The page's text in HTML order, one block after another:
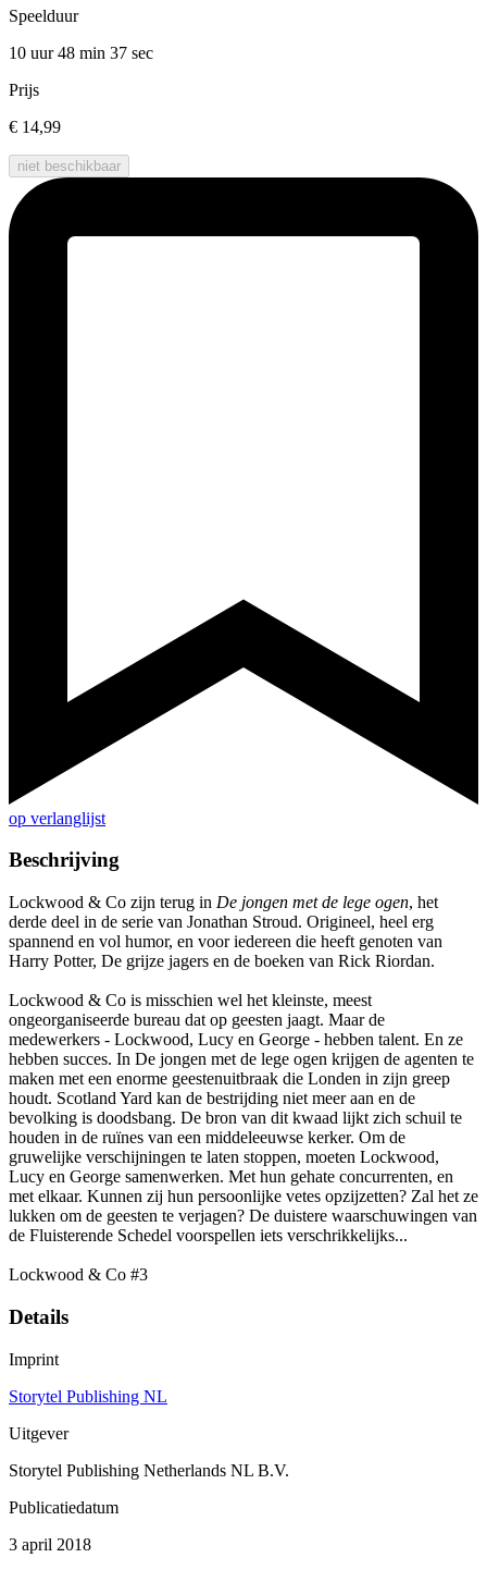
Speelduur
10 uur 48 min 37 sec
Prijs
€ 14,99
niet beschikbaar
op verlanglijst
Beschrijving
Lockwood & Co zijn terug in De jongen met de lege ogen, het
derde deel in de serie van Jonathan Stroud. Origineel, heel erg
spannend en vol humor, en voor iedereen die heeft genoten van
Harry Potter, De grijze jagers en de boeken van Rick Riordan.
Lockwood & Co is misschien wel het kleinste, meest
ongeorganiseerde bureau dat op geesten jaagt. Maar de
medewerkers - Lockwood, Lucy en George - hebben talent. En ze
hebben succes. In De jongen met de lege ogen krijgen de agenten te
maken met een enorme geestenuitbraak die Londen in zijn greep
houdt. Scotland Yard kan de bestrijding niet meer aan en de
bevolking is doodsbang. De bron van dit kwaad lijkt zich schuil te
houden in de ruïnes van een middeleeuwse kerker. Om de
gruwelijke verschijningen te laten stoppen, moeten Lockwood,
Lucy en George samenwerken. Met hun gehate concurrenten, en
met elkaar. Kunnen zij hun persoonlijke vetes opzijzetten? Zal het ze
lukken om de geesten te verjagen? De duistere waarschuwingen van
de Fluisterende Schedel voorspellen iets verschrikkelijks...
Lockwood & Co #3
Details
Imprint
Storytel Publishing NL
Uitgever
Storytel Publishing Netherlands NL B.V.
Publicatiedatum
3 april 2018